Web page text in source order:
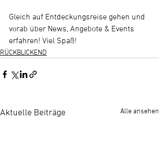
Gleich auf Entdeckungsreise gehen und
vorab über News, Angebote & Events
erfahren! Viel Spaß!
RÜCKBLICKEND
Aktuelle Beiträge Alle ansehen